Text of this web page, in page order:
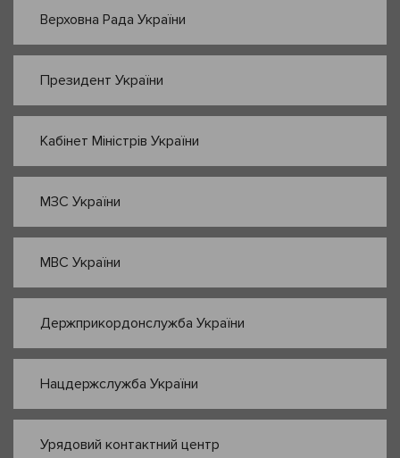
Верховна Рада України
Президент України
Кабінет Міністрів України
МЗС України
МВС України
Держприкордонслужба України
Нацдержслужба України
Урядовий контактний центр